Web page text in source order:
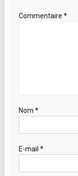
Commentaire *
Nom *
E-mail *